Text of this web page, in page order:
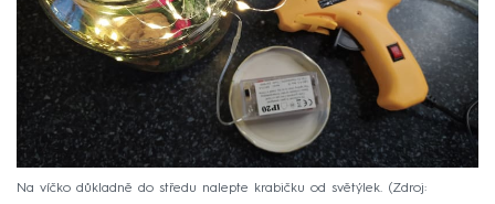
Na víčko důkladně do středu nalepte krabičku od světýlek.
Zdroj: